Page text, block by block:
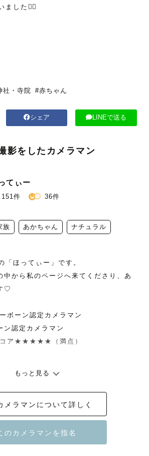
ました🧚‍♀️
社・寺院 #赤ちゃん
シェア LINEで送る
影をしたカメラマン
てぃー
151件 36件
族 あかちゃん ナチュラル
ほってぃー」です。
中から私のページへ来てくださり、あ
♡
ボーン認定カメラマン
認定カメラマン
コア★★★★★（満点）
の子のを育てながら、
ラマンをしております。
好きで
後
もっと見る
メラマンについて詳しく